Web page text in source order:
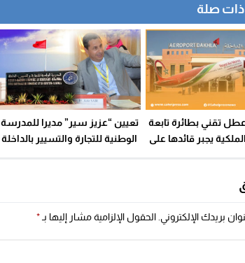
صلة
عطل تقني بطائرة تابعة
يجبر قائدها على
تعيين “عزيز سير” مديرا للمدرسة
الوطنية للتجارة والتسيير بالداخلة
بريدك الإلكتروني. الحقول الإلزامية مشار إليها بـ *